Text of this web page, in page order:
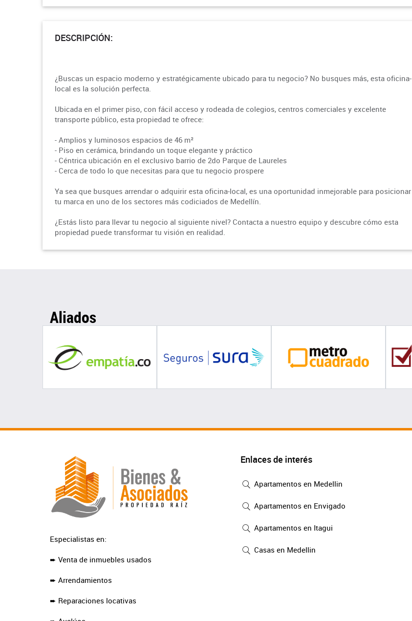
DESCRIPCIÓN:
¿Buscas un espacio moderno y estratégicamente ubicado para tu negocio? No busques más, esta oficina-
local es la solución perfecta.
Ubicada en el primer piso, con fácil acceso y rodeada de colegios, centros comerciales y excelente
transporte público, esta propiedad te ofrece:
- Amplios y luminosos espacios de 46 m²
- Piso en cerámica, brindando un toque elegante y práctico
- Céntrica ubicación en el exclusivo barrio de 2do Parque de Laureles
- Cerca de todo lo que necesitas para que tu negocio prospere
Ya sea que busques arrendar o adquirir esta oficina-local, es una oportunidad inmejorable para posicionar
tu marca en uno de los sectores más codiciados de Medellín.
¿Estás listo para llevar tu negocio al siguiente nivel? Contacta a nuestro equipo y descubre cómo esta
propiedad puede transformar tu visión en realidad.
Aliados
Especialistas en:
➨ Venta de inmuebles usados
➨ Arrendamientos
➨ Reparaciones locativas
Enlaces de interés
Apartamentos en Medellin
Apartamentos en Envigado
Apartamentos en Itagui
Casas en Medellin